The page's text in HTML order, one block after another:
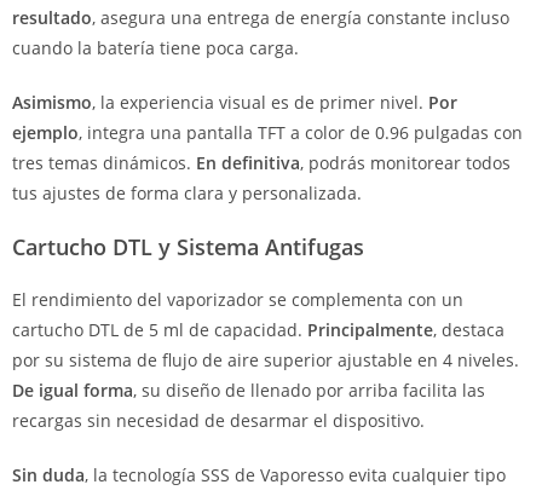
resultado, asegura una entrega de energía constante incluso
cuando la batería tiene poca carga.
Asimismo, la experiencia visual es de primer nivel. Por
ejemplo, integra una pantalla TFT a color de 0.96 pulgadas con
tres temas dinámicos. En definitiva, podrás monitorear todos
tus ajustes de forma clara y personalizada.
Cartucho DTL y Sistema Antifugas
El rendimiento del vaporizador se complementa con un
cartucho DTL de 5 ml de capacidad. Principalmente, destaca
por su sistema de flujo de aire superior ajustable en 4 niveles.
De igual forma, su diseño de llenado por arriba facilita las
recargas sin necesidad de desarmar el dispositivo.
Sin duda, la tecnología SSS de Vaporesso evita cualquier tipo